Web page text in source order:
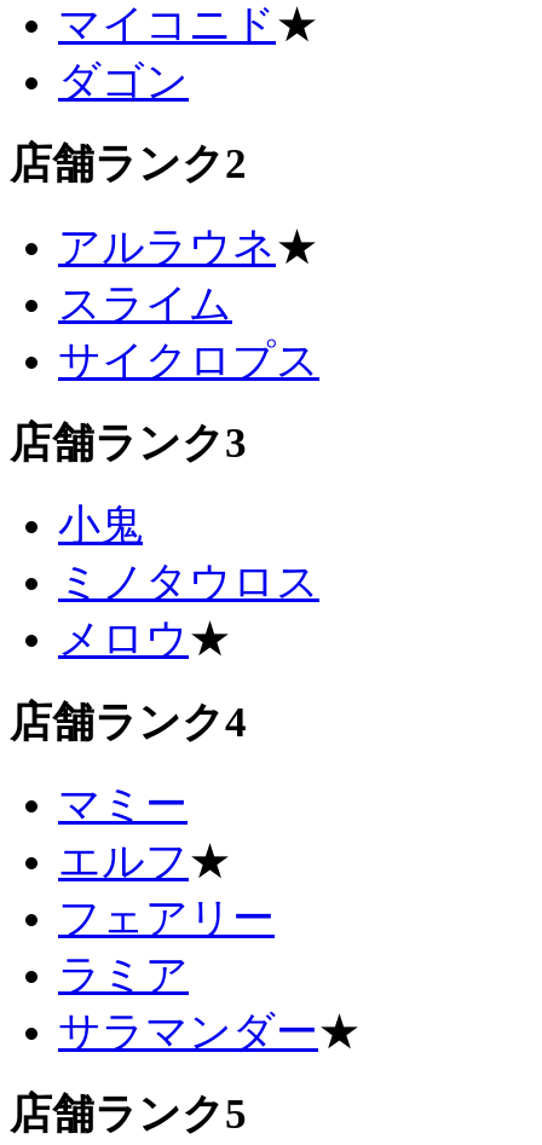
マイコニド★
ダゴン
店舗ランク2
アルラウネ★
スライム
サイクロプス
店舗ランク3
小鬼
ミノタウロス
メロウ ★
店舗ランク4
マミー
エルフ★
フェアリー
ラミア
サラマンダー★
店舗ランク5